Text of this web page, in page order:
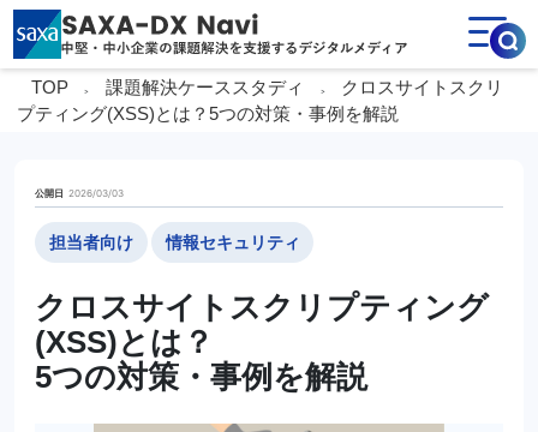
TOP > 課題解決ケーススタディ >
クロスサイトスクリ
プティング(XSS)とは？5つの対策・事例を解説
公開日 2026/03/03
担当者向け 情報セキュリティ
クロスサイトスクリプティング
(XSS)とは？
5つの対策・事例を解説